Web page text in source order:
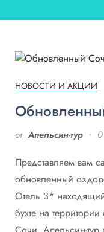
НОВОСТИ И АКЦИИ
от Апельсин-тур
Представляем вам
обновленный
Отель 3*
бухте на